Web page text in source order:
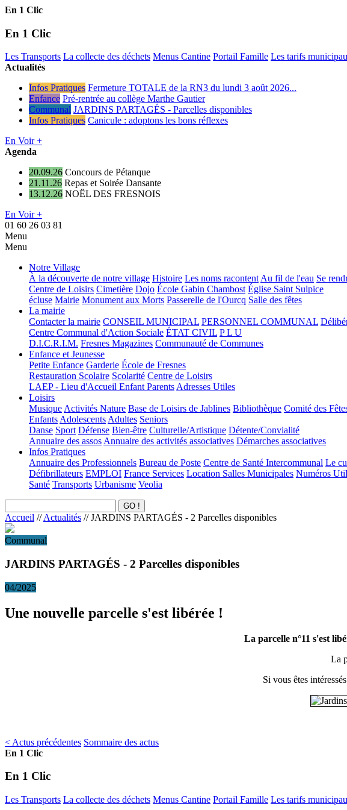
En 1 Clic
En 1 Clic
Les Transports La collecte des déchets Menus Cantine Portail Famille Les tarifs
Actualités
Infos Pratiques Fermeture TOTALE de la RN3 du lundi 3 août 2026...
Enfance Pré-rentrée au collège Marthe Gautier
Communal JARDINS PARTAGÉS - Parcelles disponibles
Infos Pratiques Canicule : adoptons les bons réflexes
En Voir +
Agenda
20.09.26 Concours de Pétanque
21.11.26 Repas et Soirée Dansante
13.12.26 NOËL DES FRESNOIS
En Voir +
01 60 26 03 81
Menu
Menu
Notre Village
À la découverte de notre village Histoire Les noms racontentAu fil de l'eau Se
Centre de Loisirs Cimetière Dojo École Gabin Chambost Église Saint Sulpice
écluse Mairie Monument aux Morts Passerelle de l'Ourcq Salle des fêtes
La mairie
Contacter la mairie CONSEIL MUNICIPAL PERSONNEL COMMUNAL
Centre Communal d'Action Sociale ÉTAT CIVIL P L U
D.I.C.R.I.M. Fresnes Magazines Communauté de Communes
Enfance et Jeunesse
Petite Enfance Garderie École de Fresnes
Restauration Scolaire Scolarité Centre de Loisirs
LAEP - Lieu d'Accueil Enfant ParentsAdresses Utiles
Loisirs
MusiqueActivités Nature Base de Loisirs de Jablines Bibliothèque Comité des
EnfantsAdolescentsAdultes Seniors
Danse Sport Défense Bien-être Culturelle/Artistique Détente/Convialité
Annuaire des assosAnnuaire des activités associatives Démarches associatives
Infos Pratiques
Annuaire des Professionnels Bureau de Poste Centre de Santé Intercommunal Le
Défibrillateurs EMPLOI France Services Location Salles Municipales Numéros
Santé Transports Urbanisme Veolia
Accueil //Actualités // JARDINS PARTAGÉS - 2 Parcelles disponibles
Communal
JARDINS PARTAGÉS - 2 Parcelles disponibles
04/2025
Une nouvelle parcelle s'est libérée !
La parcelle n°11 s'est
La
Si vous êtes
< Actus précédentes Sommaire des actus
En 1 Clic
En 1 Clic
Les Transports La collecte des déchets Menus Cantine Portail Famille Les tarifs